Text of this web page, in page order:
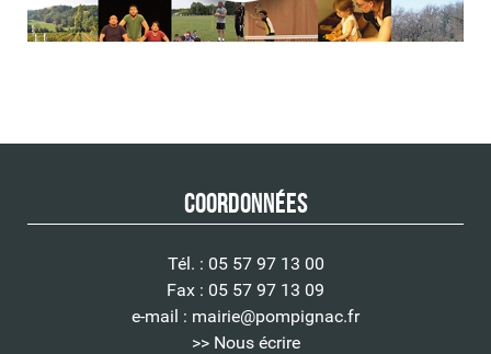
Coordonnées
Tél. : 05 57 97 13 00
Fax : 05 57 97 13 09
e-mail : mairie@pompignac.fr
>> Nous écrire